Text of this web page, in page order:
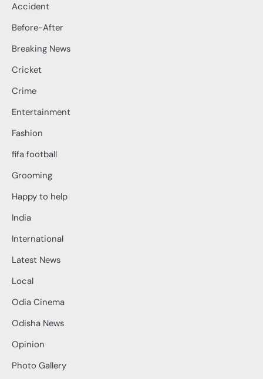
Accident
Before-After
Breaking News
Cricket
Crime
Entertainment
Fashion
fifa football
Grooming
Happy to help
India
International
Latest News
Local
Odia Cinema
Odisha News
Opinion
Photo Gallery